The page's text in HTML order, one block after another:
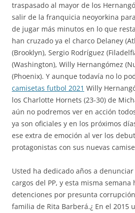
traspasado al mayor de los
salir de la franquicia neoyorkina
de jugar más minutos en lo que
han cruzado ya el charco Delaney
(Brooklyn), Sergio Rodríguez
(Washington), Willy Hernangómez
(Phoenix). Y aunque todavía no lo
camisetas futbol 2021 Willy
los Charlotte Hornets (23-30) de
aún no podremos ver en acción
ya son oficiales y en los próximos
ese extra de emoción al ver los
protagonistas con sus nuevas
Usted ha dedicado años a
cargos del PP, y esta misma semana
detenciones por presunta
familia de Rita Barberá.¿ En el 2015